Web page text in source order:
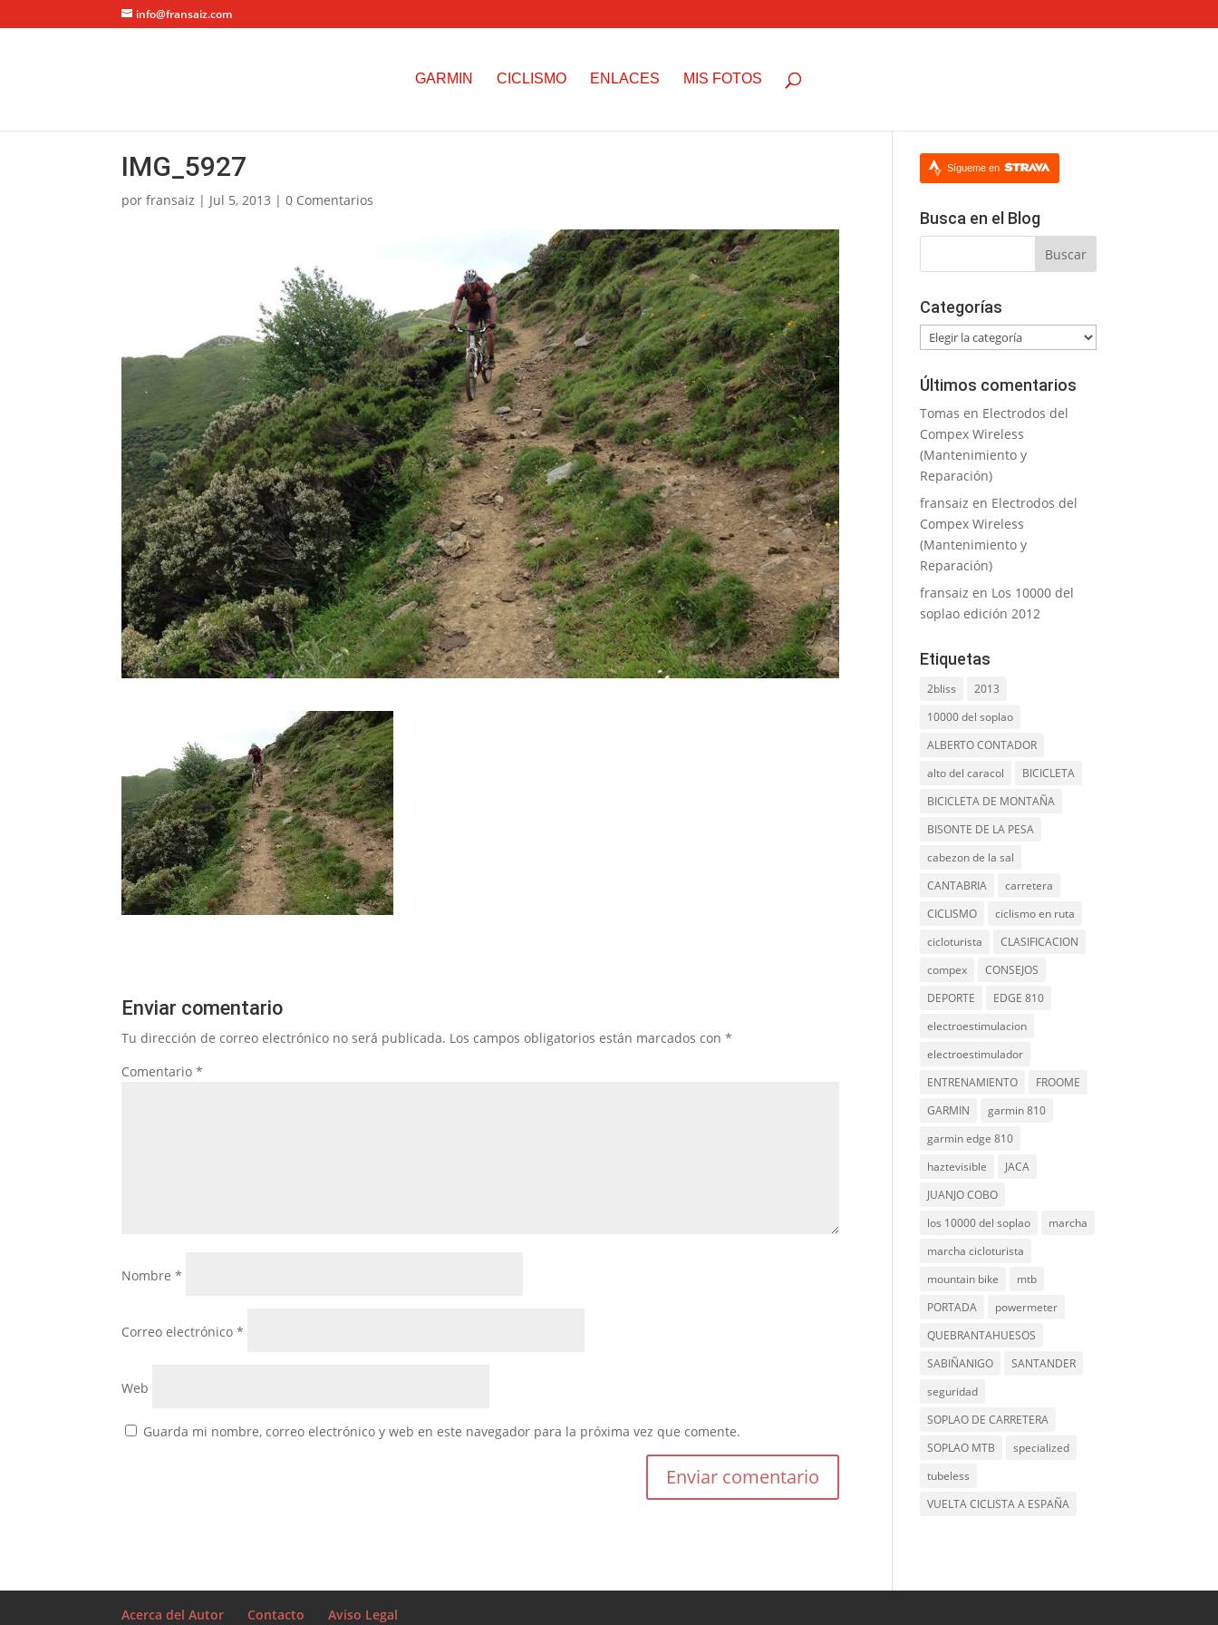
info@fransaiz.com
GARMIN CICLISMO ENLACES MIS FOTOS
IMG_5927
porfransaiz | Jul 5, 2013 |0 Comentarios
Enviar comentario
Tu dirección de correo electrónico no será publicada. Los campos obligatorios están marcados con*
Comentario*
Nombre*
Correo electrónico*
Web
Guarda mi nombre, correo electrónico y web en este navegador para la próxima vez que comente.
Sígueme en
Busca en el Blog
Categorías
Categorías
Últimos comentarios
Tomas en Electrodos del
Compex Wireless
(Mantenimiento y
Reparación)
fransaiz en Electrodos del
Compex Wireless
(Mantenimiento y
Reparación)
fransaiz en Los 10000 del
soplao edición 2012
Etiquetas
2bliss
2013
10000 del soplao
ALBERTO CONTADOR
alto del caracol
BICICLETA
BICICLETA DE MONTAÑA
BISONTE DE LA PESA
cabezon de la sal
CANTABRIA
carretera
CICLISMO
ciclismo en ruta
cicloturista
CLASIFICACION
compex
CONSEJOS
DEPORTE
EDGE 810
electroestimulacion
electroestimulador
ENTRENAMIENTO
FROOME
GARMIN
garmin 810
garmin edge 810
haztevisible
JACA
JUANJO COBO
los 10000 del soplao
marcha
marcha cicloturista
mountain bike
mtb
PORTADA
powermeter
QUEBRANTAHUESOS
SABIÑANIGO
SANTANDER
seguridad
SOPLAO DE CARRETERA
SOPLAO MTB
specialized
tubeless
VUELTA CICLISTA A ESPAÑA
Acerca del Autor Contacto Aviso Legal